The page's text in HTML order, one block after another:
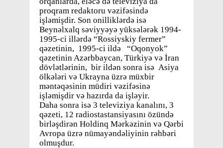
proqram redaktoru vəzifəsində
işləmişdir. Son onilliklərdə isə
Beynəlxalq səviyyəyə yüksələrək 1994-
1995-ci illərdə “Rossiyskiy fermer”
qəzetinin, 1995-ci ildə “Oqonyok”
qəzetinin Azərbbaycan, Türkiyə və İran
dövlətlərinin, bir ildən sonra isə Asiya
ölkələri və Ukrayna üzrə müxbir
məntəqəsinin müdiri vəzifəsinə
işləmişdir və hazırda da işləyir.
Daha sonra isə 3 televiziya kanalını, 3
qəzeti, 12 radiostastansiyasını özündə
birləşdirən Holdinq Mərkəzinin və Qərbi
Avropa üzrə nümayəndəliyinin rəhbəri
olmuşdur.